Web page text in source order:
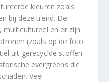
kleuren zoals
bij deze trend. De
multicultureel en er zijn
(zoals op de foto
uit gerecyclde stoffen
evergreens die
Veel